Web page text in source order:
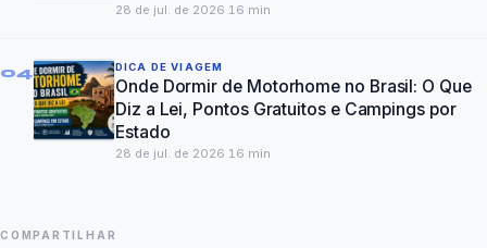
28 de jul. de 2026 16 min
04 DICA DE VIAGEM
Onde Dormir de Motorhome no Brasil: O Que
Diz a Lei, Pontos Gratuitos e Campings por
Estado
28 de jul. de 2026 16 min
COMPARTILHAR